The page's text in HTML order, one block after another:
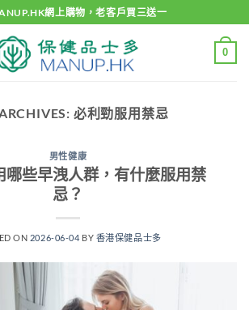
網上購物，老客戶買三送一
0
必利勁服用禁忌
男性健康
哪些早洩人群，有什麼服用禁
忌？
ON 2026-06-04 BY 香港保健品士多